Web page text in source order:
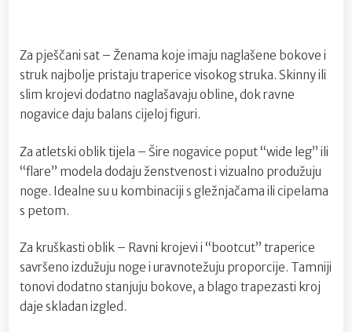
Za pješčani sat – Ženama koje imaju naglašene bokove i
struk najbolje pristaju traperice visokog struka. Skinny ili
slim krojevi dodatno naglašavaju obline, dok ravne
nogavice daju balans cijeloj figuri.
Za atletski oblik tijela – Šire nogavice poput “wide leg” ili
“flare” modela dodaju ženstvenost i vizualno produžuju
noge. Idealne su u kombinaciji s gležnjačama ili cipelama
s petom.
Za kruškasti oblik – Ravni krojevi i “bootcut” traperice
savršeno izdužuju noge i uravnotežuju proporcije. Tamniji
tonovi dodatno stanjuju bokove, a blago trapezasti kroj
daje skladan izgled.